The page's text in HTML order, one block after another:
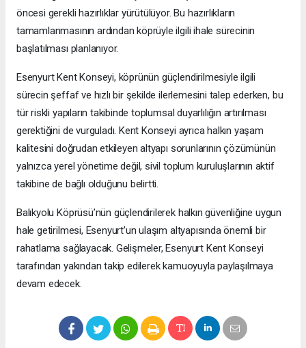
öncesi gerekli hazırlıklar yürütülüyor. Bu hazırlıkların
tamamlanmasının ardından köprüyle ilgili ihale sürecinin
başlatılması planlanıyor.
Esenyurt Kent Konseyi, köprünün güçlendirilmesiyle ilgili
sürecin şeffaf ve hızlı bir şekilde ilerlemesini talep ederken, bu
tür riskli yapıların takibinde toplumsal duyarlılığın artırılması
gerektiğini de vurguladı. Kent Konseyi ayrıca halkın yaşam
kalitesini doğrudan etkileyen altyapı sorunlarının çözümünün
yalnızca yerel yönetime değil, sivil toplum kuruluşlarının aktif
takibine de bağlı olduğunu belirtti.
Balıkyolu Köprüsü’nün güçlendirilerek halkın güvenliğine uygun
hale getirilmesi, Esenyurt’un ulaşım altyapısında önemli bir
rahatlama sağlayacak. Gelişmeler, Esenyurt Kent Konseyi
tarafından yakından takip edilerek kamuoyuyla paylaşılmaya
devam edecek.